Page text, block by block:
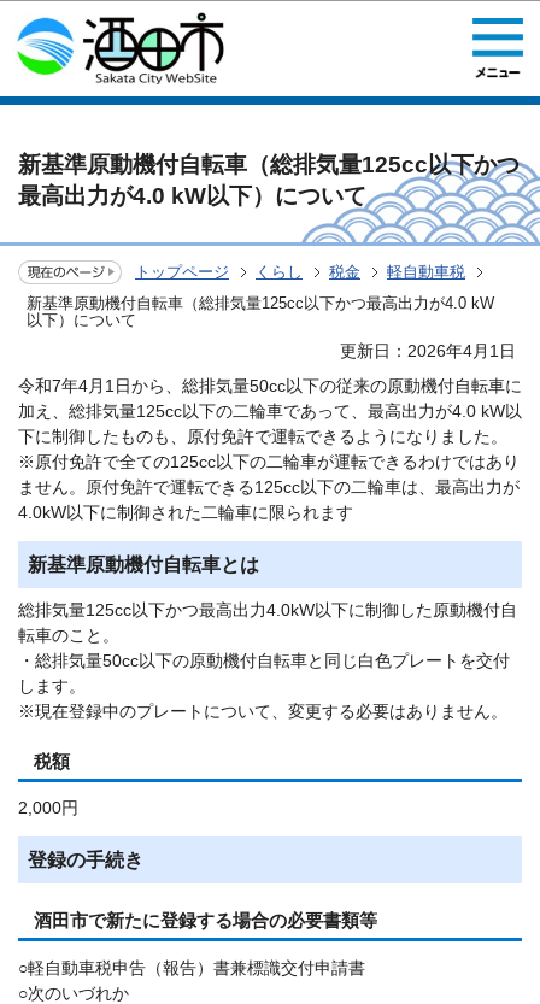
このページの本文へ移動
新基準原動機付自転車（総排気量125cc以下かつ
最高出力が4.0 kW以下）について
トップページ くらし 税金
軽自動車税
新基準原動機付自転車（総排気量125cc以下かつ最高出力が4.0 kW
以下）について
更新日：2026年4月1日
令和7年4月1日から、総排気量50cc以下の従来の原動機付自転車に
加え、総排気量125cc以下の二輪車であって、最高出力が4.0 kW以
下に制御したものも、原付免許で運転できるようになりました。
※原付免許で全ての125cc以下の二輪車が運転できるわけではあり
ません。原付免許で運転できる125cc以下の二輪車は、最高出力が
4.0kW以下に制御された二輪車に限られます
新基準原動機付自転車とは
総排気量125cc以下かつ最高出力4.0kW以下に制御した原動機付自
転車のこと。
・総排気量50cc以下の原動機付自転車と同じ白色プレートを交付
します。
※現在登録中のプレートについて、変更する必要はありません。
税額
2,000円
登録の手続き
酒田市で新たに登録する場合の必要書類等
○軽自動車税申告（報告）書兼標識交付申請書
○次のいづれか